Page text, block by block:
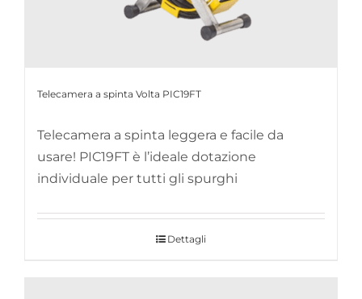
Telecamera a spinta Volta PIC19FT
Telecamera a spinta leggera e facile da
usare! PIC19FT è l’ideale dotazione
individuale per tutti gli spurghi
Dettagli